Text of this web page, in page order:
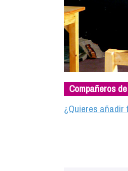
Compañeros
¿Quieres añadir